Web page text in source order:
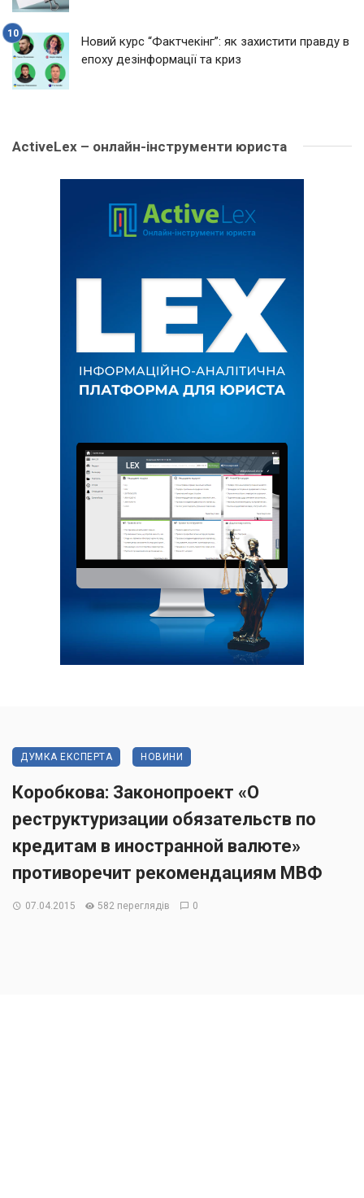
Новий курс “Фактчекінг”: як захистити правду в
епоху дезінформації та криз
ActiveLex – онлайн-інструменти юриста
ДУМКА ЕКСПЕРТА НОВИНИ
Коробкова: Законопроект «О
реструктуризации обязательств по
кредитам в иностранной валюте»
противоречит рекомендациям МВФ
07.04.2015 582 переглядів 0